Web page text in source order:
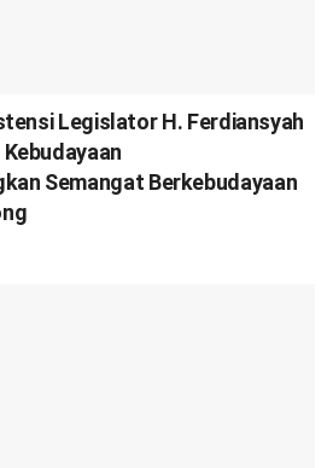
Legislator H. Ferdiansyah
Semangat Berkebudayaan